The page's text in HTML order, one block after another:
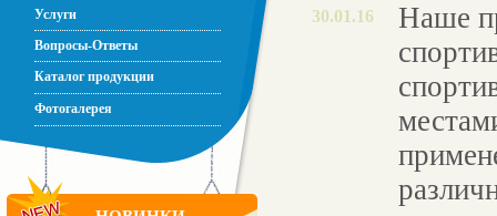
Услуги
Вопросы-Ответы
Каталог продукции
Фотогалерея
30.01.16
Наше